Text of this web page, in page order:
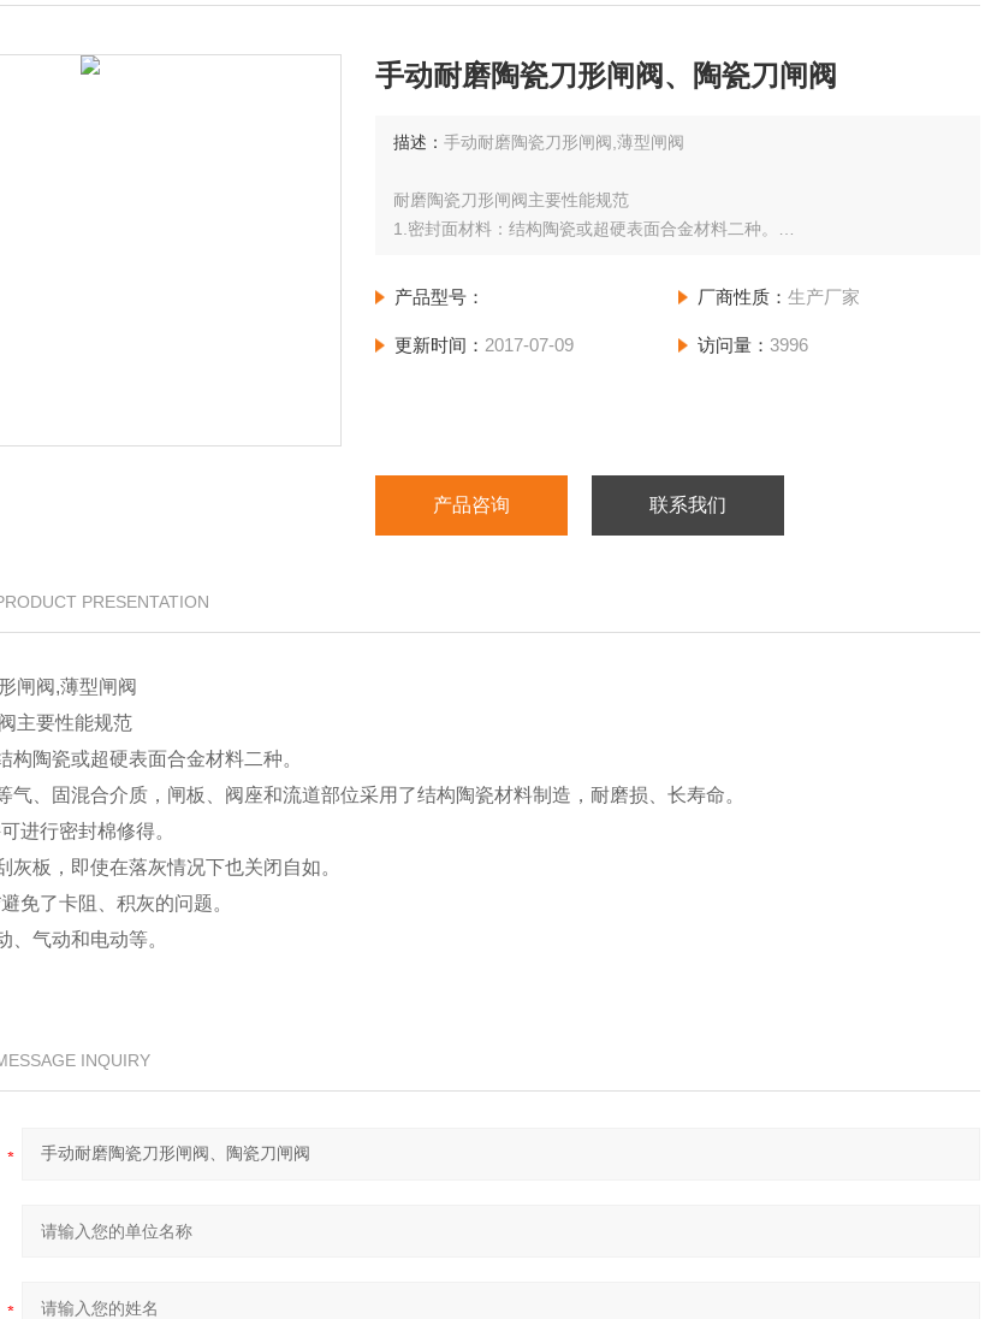
手动耐磨陶瓷刀形闸阀、陶瓷刀闸阀
描述：手动耐磨陶瓷刀形闸阀,薄型闸阀
耐磨陶瓷刀形闸阀主要性能规范
1.密封面材料：结构陶瓷或超硬表面合金材料二种。
材料制造，耐磨损、长寿命。
4.进口阀座可作刮灰板，即使在落灰情况下也关闭自如。
产品型号： 厂商性质： 生产厂家
更新时间： 2017-07-09 访问量： 3996
产品咨询 联系我们
PRESENTATION
闸阀,薄型闸阀
主要性能规范
构陶瓷或超硬表面合金材料二种。
气、固混合介质，闸板、阀座和流道部位采用了结构陶瓷材料制造，耐磨损、长寿命。
进行密封棉修得。
灰板，即使在落灰情况下也关闭自如。
免了卡阻、积灰的问题。
、气动和电动等。
INQUIRY